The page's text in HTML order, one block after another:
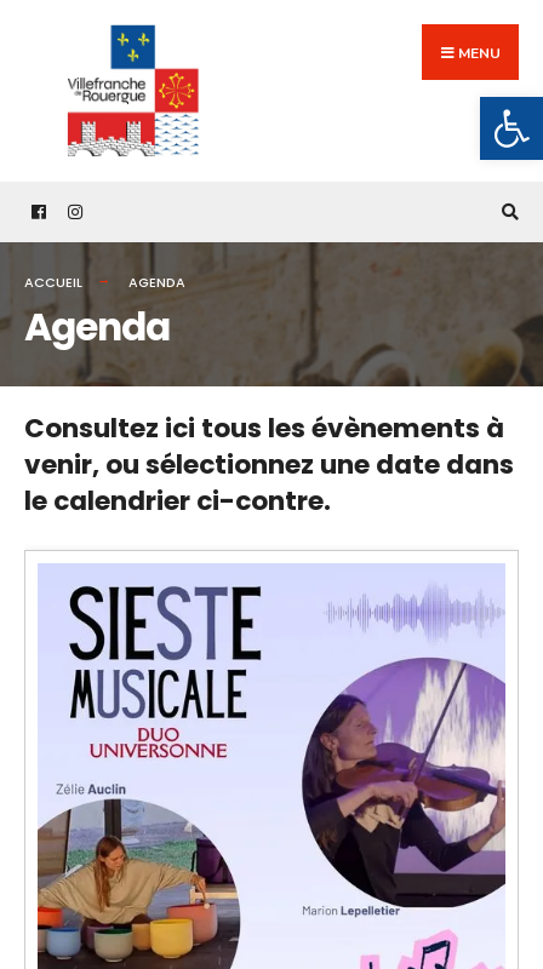
content
MENU
ACCUEIL AGENDA
Agenda
Consultez ici tous les évènements à
venir,ou sélectionnez une date dans
le calendrier ci-contre.